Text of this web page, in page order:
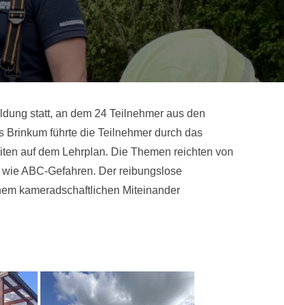
statt, an dem 24 Teilnehmer aus den
führte die Teilnehmer durch das
auf dem Lehrplan. Die Themen reichten von
ABC-Gefahren. Der reibungslose
kameradschaftlichen Miteinander